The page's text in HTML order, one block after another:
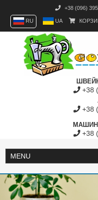
+38 (096)
RU UA
+38
+38
+38